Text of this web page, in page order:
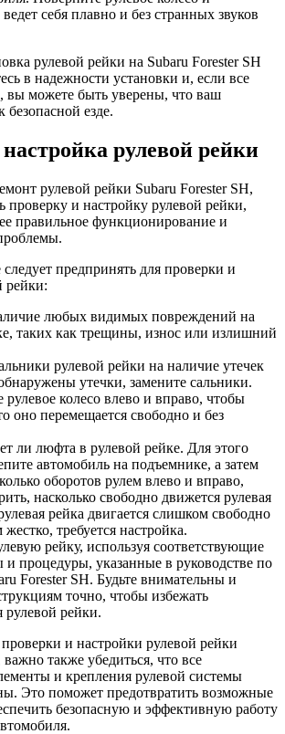
себя плавно и без странных звуков
рулевой рейки на Subaru Forester SH
в надежности установки и, если все
вы можете быть уверены, что ваш
безопасной езде.
рулевой рейки
рулевой рейки Subaru Forester SH,
проверку и настройку рулевой рейки,
правильное функционирование и
предпринять для проверки и
рейки:
любых видимых повреждений на
таких как трещины, износ или излишний
рулевой рейки на наличие утечек
утечки, замените сальники.
колесо влево и вправо, чтобы
оно перемещается свободно и без
ли люфта в рулевой рейке. Для этого
автомобиль на подъемнике, а затем
оборотов рулем влево и вправо,
насколько свободно движется рулевая
рейка двигается слишком свободно
требуется настройка.
рейку, используя соответствующие
и процедуры, указанные в руководстве по
Forester SH. Будьте внимательны и
точно, чтобы избежать
рулевой рейки.
и настройки рулевой рейки
важно также убедиться, что все
и крепления рулевой системы
Это поможет предотвратить возможные
безопасную и эффективную работу